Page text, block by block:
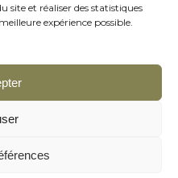
site et réaliser des statistiques
expérience possible.